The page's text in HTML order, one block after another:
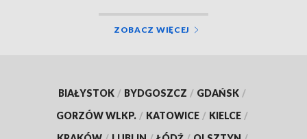
ZOBACZ WIĘCEJ
BIAŁYSTOK / BYDGOSZCZ / GDAŃSK /
GORZÓW WLKP. / KATOWICE / KIELCE /